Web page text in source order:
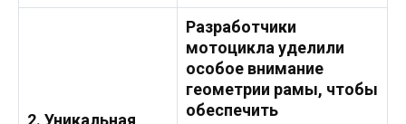
2. Уникальная
Разработчики
мотоцикла уделили
особое внимание
геометрии рамы, чтобы
обеспечить